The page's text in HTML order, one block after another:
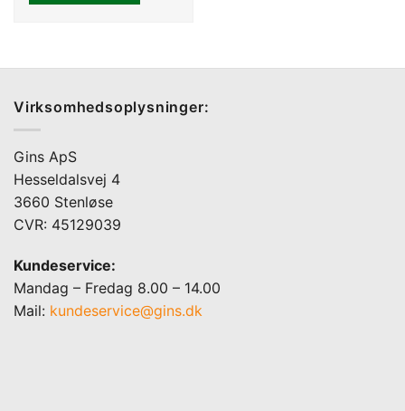
Virksomhedsoplysninger:
Gins ApS
Hesseldalsvej 4
3660 Stenløse
CVR: 45129039
Kundeservice:
Mandag – Fredag 8.00 – 14.00
Mail: kundeservice@gins.dk